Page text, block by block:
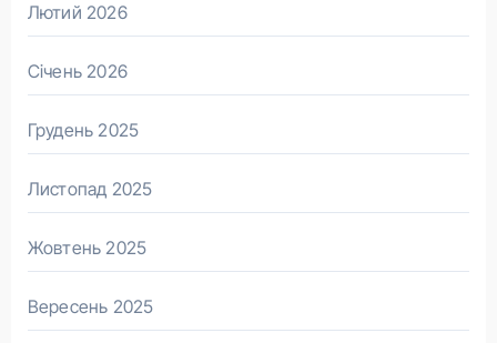
Лютий 2026
Січень 2026
Грудень 2025
Листопад 2025
Жовтень 2025
Вересень 2025